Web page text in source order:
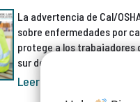
La advertencia de Cal/
sobre enfermedades por
protege a los trabajadores
sur de California
Leer más »